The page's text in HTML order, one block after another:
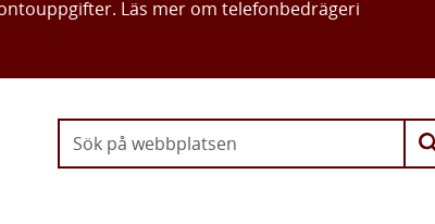
Läs mer om telefonbedrägeri